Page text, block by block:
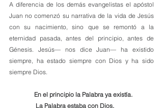
A diferencia de los demás evangelistas el apóstol
Juan no comenzó su narrativa de la vida de Jesús
con su nacimiento, sino que se remontó a la
eternidad pasada, antes del principio, antes de
Génesis. Jesús— nos dice Juan— ha existido
siempre, ha estado siempre con Dios y ha sido
siempre Dios.
En el principio la Palabra ya existía.
    La Palabra estaba con Dios,